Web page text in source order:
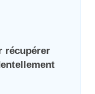
récupérer